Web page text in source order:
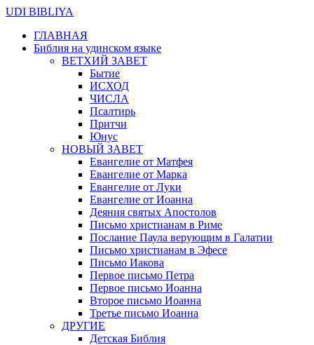
UDI BIBLIYA
ГЛАВНАЯ
Библия на удинском языке
ВЕТХИЙ ЗАВЕТ
Бытие
ИСХОД
ЧИСЛА
Псалтирь
Притчи
Юнус
НОВЫЙ ЗАВЕТ
Евангелие от Матфея
Евангелие от Марка
Евангелие от Луки
Евангелие от Иоанна
Деяния святых Апостолов
Письмо христианам в Риме
Послание Паула верующим в Галатии
Письмо христианам в Эфесе
Письмо Иакова
Первое письмо Петра
Первое письмо Иоанна
Второе письмо Иоанна
Третье письмо Иоанна
ДРУГИЕ
Детская Библия